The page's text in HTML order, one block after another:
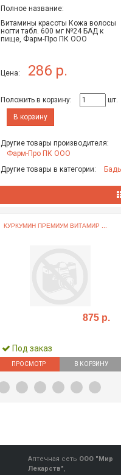
Полное название:
Витамины красоты Кожа волосы
ногти табл. 600 мг №24 БАД к
пище, Фарм-Про ПК ООО
Цена: 286 р.
Положить в корзину:
шт.
В корзину
Другие товары производителя:
Фарм-Про ПК ООО
Другие товары в категории:
КУРКУМИН ПРЕМИУМ ВИТАМИР ...
875 р.
Под заказ
ПРОСМОТР В КОРЗИНУ
Аптечная сеть ООО "Мир
Лекарств",